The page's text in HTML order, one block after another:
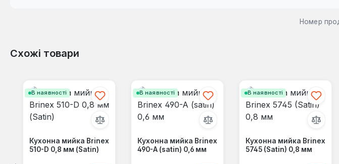
Номер
Схожі товари
В наявності
Кухонна мийка Brinex
510-D 0,8 мм (Satin)
В наявності
Кухонна мийка Brinex
490-A (satin) 0,6 мм
В наявності
Кухонна мийка Brinex
5745 (Satin) 0,8 мм